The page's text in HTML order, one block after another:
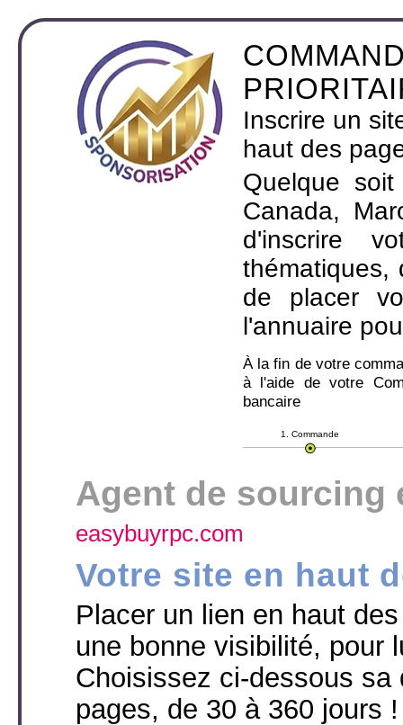
Inscrire un
haut des
Quelque
Canada,
d'inscrire
thématiques,
de placer
l'annuaire
À la fin de votre
à l'aide de votre
bancaire
1. Commande
Agent de sourcing
easybuyrpc.com
Votre site en haut
Placer un lien en haut
une bonne visibilité, pour
Choisissez ci-dessous
pages, de 30 à 360 jours !